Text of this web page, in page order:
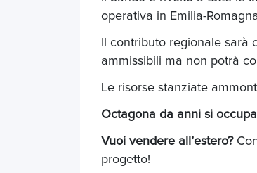
operativa in Emilia-
Il contributo regionale sarà
ammissibili ma non potrà
Le risorse stanziate
Octagona da anni si
Vuoi vendere all’estero?
progetto!